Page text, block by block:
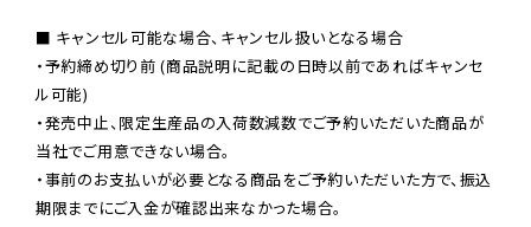
■ キャンセル可能な場合、キャンセル扱いとなる場合
・予約締め切り前 (商品説明に記載の日時以前であればキャンセ
ル可能)
・発売中止、限定生産品の入荷数減数でご予約いただいた商品が
当社でご用意できない場合。
・事前のお支払いが必要となる商品をご予約いただいた方で、振込
期限までにご入金が確認出来なかった場合。